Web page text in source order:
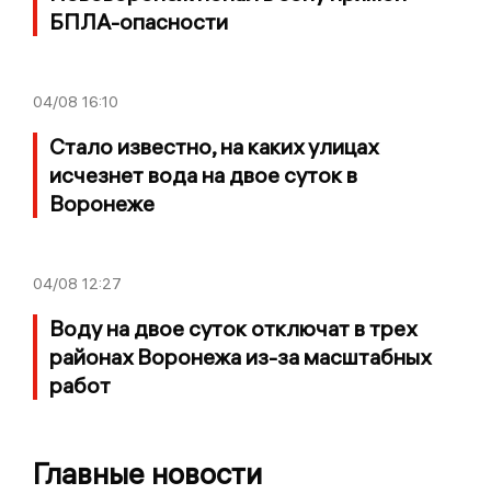
БПЛА-опасности
04/08 16:10
Стало известно, на каких улицах
исчезнет вода на двое суток в
Воронеже
04/08 12:27
Воду на двое суток отключат в трех
районах Воронежа из-за масштабных
работ
Главные новости